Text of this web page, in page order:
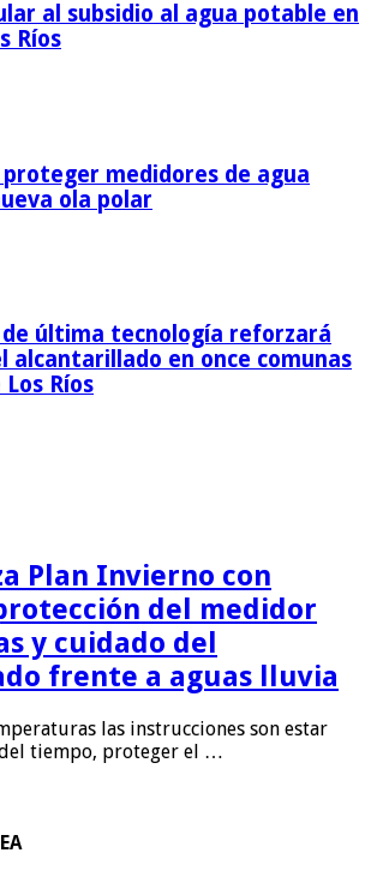
al subsidio al agua potable en
Ríos
medidores de agua
ola polar
de última tecnología reforzará
alcantarillado en once comunas
Ríos
Plan Invierno con
del medidor
y cuidado del
frente a aguas lluvia
las instrucciones son estar
tiempo, proteger el …